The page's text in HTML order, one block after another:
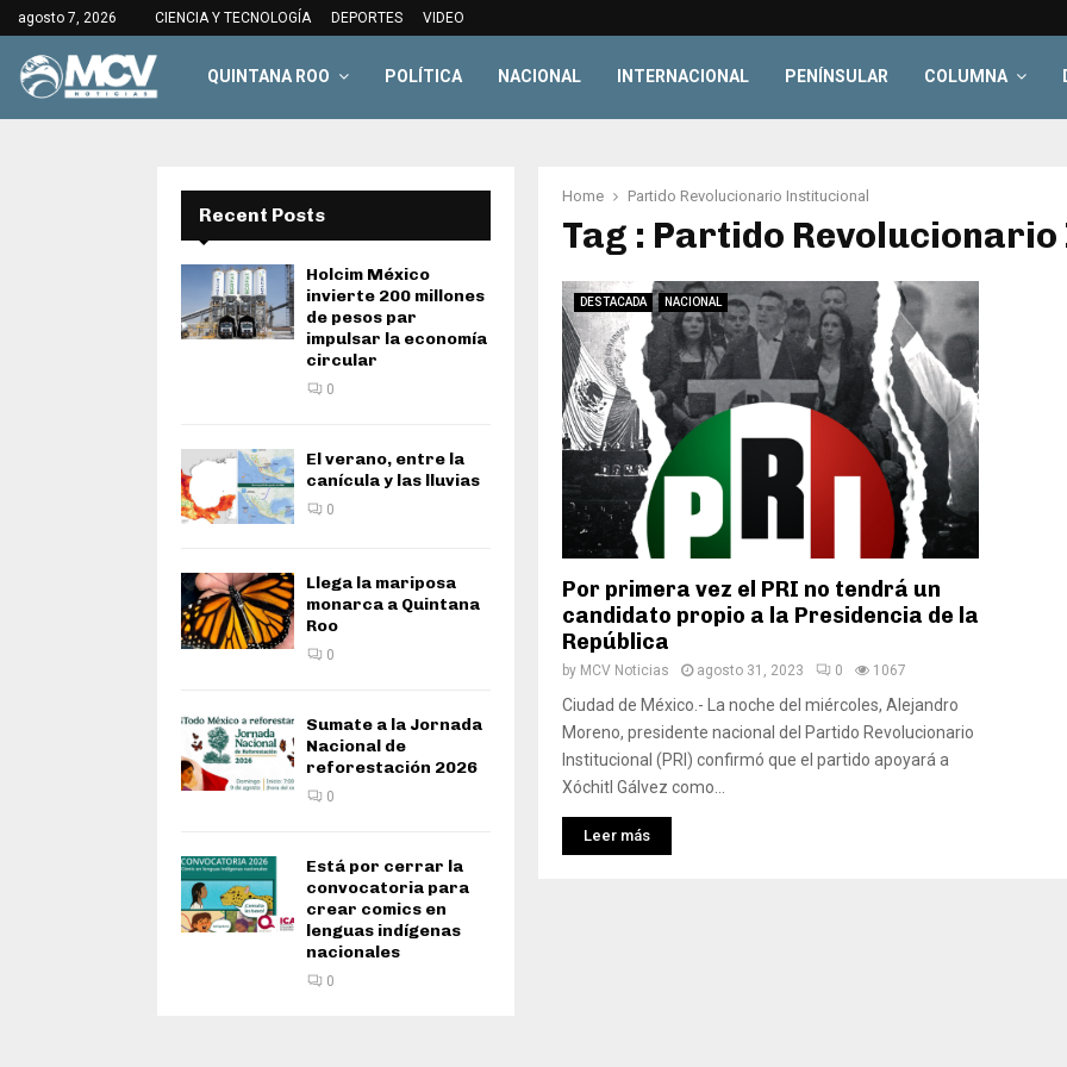
agosto 7, 2026 CIENCIA Y TECNOLOGÍA DEPORTES VIDEO
QUINTANA ROO POLÍTICA NACIONAL INTERNACIONAL PENÍNSULAR COLUMNA
Home Partido Revolucionario Institucional
Tag : Partido
DESTACADA NACIONAL
Por primera vez el PRI no tendrá un
candidato propio a la Presidencia de la
República
by MCV Noticias agosto 31, 2023 0 1067
Ciudad de México.- La noche del miércoles, Alejandro
Moreno, presidente nacional del Partido Revolucionario
Institucional (PRI) confirmó que el partido apoyará a
Xóchitl Gálvez como...
Leer más
Recent Posts
Holcim México
invierte 200 millones
de pesos par
impulsar la economía
circular
0
El verano, entre la
canícula y las lluvias
0
Llega la mariposa
monarca a Quintana
Roo
0
Sumate a la Jornada
Nacional de
reforestación 2026
0
Está por cerrar la
convocatoria para
crear comics en
lenguas indígenas
nacionales
0